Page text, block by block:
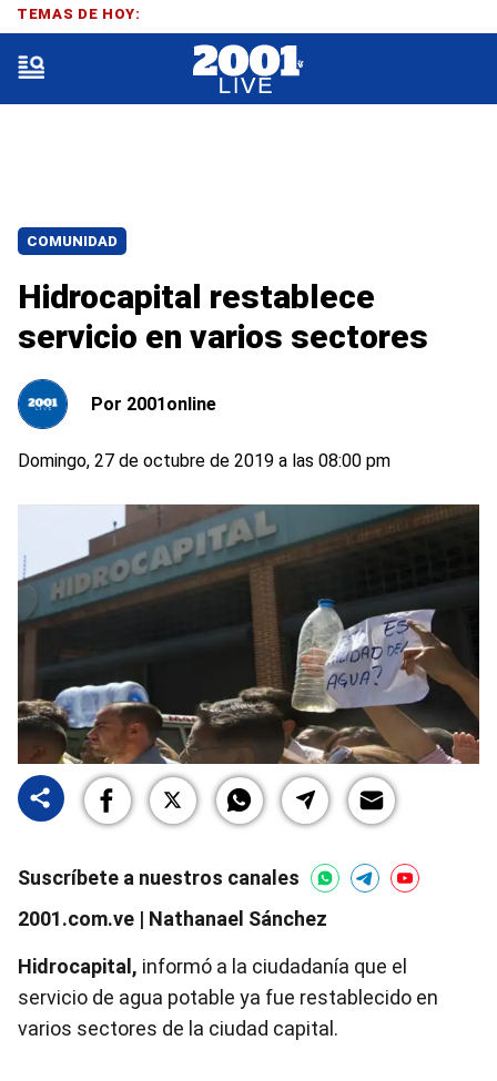
COMUNIDAD
Hidrocapital restablece
servicio en varios sectores
Por 2001online
Domingo, 27 de octubre de 2019 a las 08:00 pm
Suscríbete a nuestros canales
2001.com.ve | Nathanael Sánchez
Hidrocapital, informó a la ciudadanía que el
servicio de agua potable ya fue restablecido en
varios sectores de la ciudad capital.
TEMAS DE HOY: